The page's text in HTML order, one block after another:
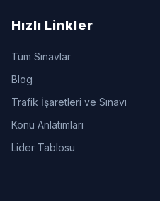
Hızlı Linkler
Tüm Sınavlar
Blog
Trafik İşaretleri ve Sınavı
Konu Anlatımları
Lider Tablosu